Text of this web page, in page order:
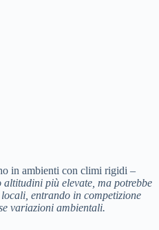
in ambienti con climi rigidi –
più elevate, ma potrebbe
entrando in competizione
variazioni ambientali.